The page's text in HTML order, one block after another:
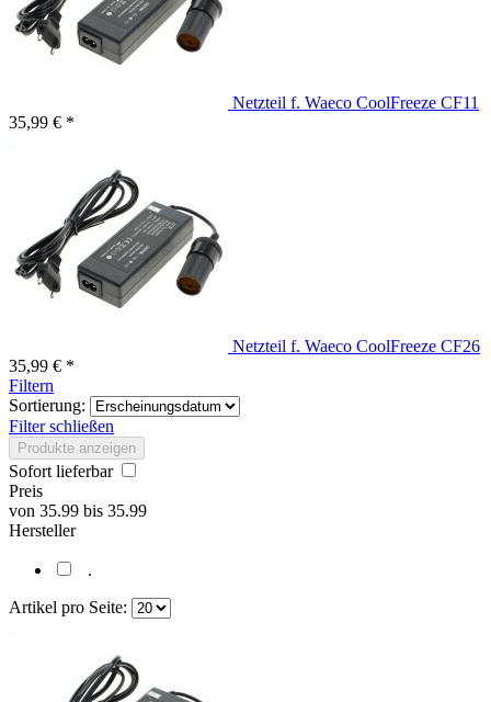
Netzteil f. Waeco CoolFreeze CF11
35,99 € *
Netzteil f. Waeco CoolFreeze CF26
35,99 € *
Filtern
Sortierung:
Filter schließen
Produkte anzeigen
Sofort lieferbar
Preis
von 35.99 bis 35.99
Hersteller
.
Artikel pro Seite: